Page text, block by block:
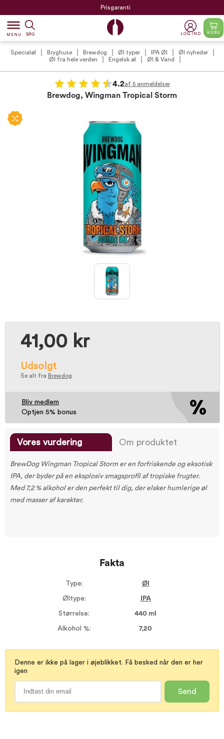
Prisgaranti
dehaze
MENU SØG LOG IND KURV
Specialøl Bryghuse Brewdog Øl typer IPA Øl
Øl nyheder
Øl fra hele verden
Engelsk øl Øl & Vand
4.2af 5 anmeldelser
Brewdog, Wingman Tropical Storm
41,00 kr
Udsolgt
Se alt fra Brewdog
Bliv medlem
Optjen 5% bonus
Vores vurdering Om produktet
BrewDog Wingman Tropical Storm er en forfriskende og eksotisk
IPA, der byder på en eksplosiv smagsprofil af tropiske frugter.
Med 7,2 % alkohol er den perfekt til dig, der elsker humlerige øl
med masser af karakter.
Fakta
Type: Øl
Øltype: IPA
Størrelse: 440 ml
Alkohol %: 7,20
Denne er ikke på lager i øjeblikket. Få besked når den er her
igen
Send